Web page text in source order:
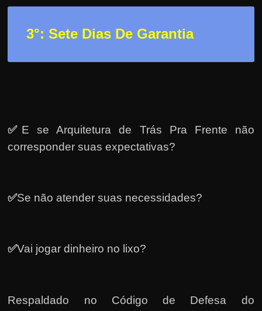
3°: Sete Dias De Garantia
✅ E se Arquitetura de Trás Pra Frente não
corresponder suas expectativas?
✅Se não atender suas necessidades?
✅Vai jogar dinheiro no lixo?
Respaldado no Código de Defesa do